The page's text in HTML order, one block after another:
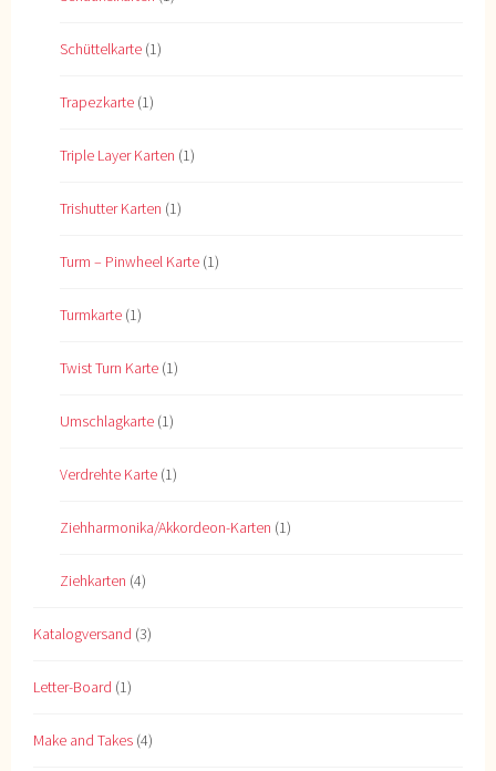
Schüttelkarte (1)
Trapezkarte (1)
Triple Layer Karten (1)
Trishutter Karten (1)
Turm – Pinwheel Karte (1)
Turmkarte (1)
Twist Turn Karte (1)
Umschlagkarte (1)
Verdrehte Karte (1)
Ziehharmonika/Akkordeon-Karten (1)
Ziehkarten (4)
Katalogversand (3)
Letter-Board (1)
Make and Takes (4)